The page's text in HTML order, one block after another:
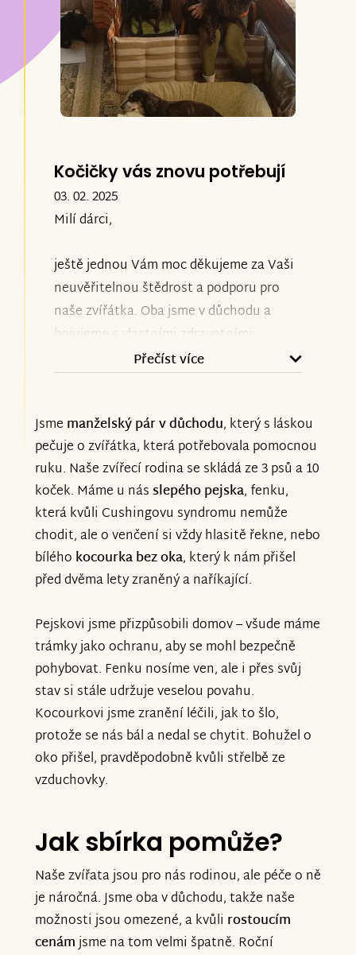
Kočičky vás znovu potřebují
03. 02. 2025
Milí dárci,
ještě jednou Vám moc děkujeme za Vaši
neuvěřitelnou štědrost a podporu pro
naše zvířátka. Oba jsme v důchodu a
bojujeme s vlastními zdravotními
problémy, takže bez Vaší podpory
Okolnosti nás ale nutí žádat o pomoc
znovu. Léčba nového kocourka Macka
nás teď v lednu stála z našich důchodů
přes 7000 Kč, máme u nás chromou fenku
a slepého pejska, kteří také potřebují
nákladnou léčbu, a ceny krmiva neustále
rostou. Víme, že situace je teď obtížná
pro všechny, ale moc Vás prosíme, pokud
nemocným zvířátkům žít důstojný život.
Nová sbírka:
https://www.znesnaze21.cz/sbirka/kalinovi-
opatruji-zviratka-v-nouzi-podporme-je
Děkujeme všem, kteří nás podpoříte.
Vaše pomoc pro nás moc znamená a
manžele Kalinovi
Přečíst více
Jsme manželský pár v důchodu, který s láskou
pečuje o zvířátka, která potřebovala pomocnou
ruku. Naše zvířecí rodina se skládá ze 3 psů a 10
koček. Máme u násslepého pejska, fenku,
která kvůli Cushingovu syndromu nemůže
chodit, ale o venčení si vždy hlasitě řekne, nebo
bílého kocourka bez oka, který k nám přišel
před dvěma lety zraněný a naříkající.
Pejskovi jsme přizpůsobili domov – všude máme
trámky jako ochranu, aby se mohl bezpečně
pohybovat. Fenku nosíme ven, ale i přes svůj
stav si stále udržuje veselou povahu.
Kocourkovi jsme zranění léčili, jak to šlo,
protože se nás bál a nedal se chytit. Bohužel o
oko přišel, pravděpodobně kvůli střelbě ze
vzduchovky.
Jak sbírka pomůže?
Naše zvířata jsou pro nás rodinou, ale péče o ně
je náročná. Jsme oba v důchodu, takže naše
možnosti jsou omezené, a kvůli rostoucím
cenámjsme na tom velmi špatně. Roční